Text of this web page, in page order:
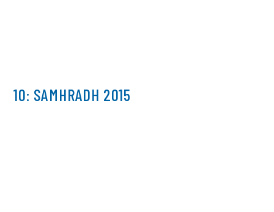
10: SAMHRADH 2015